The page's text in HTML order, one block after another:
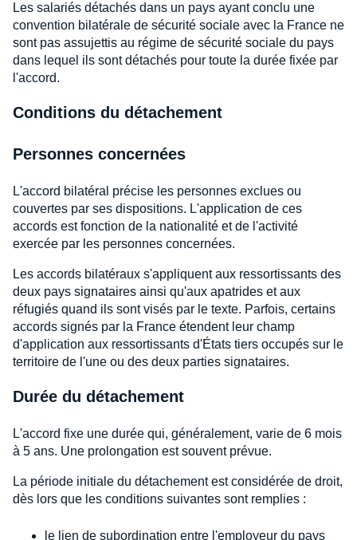
Les salariés détachés dans un pays ayant conclu une
convention bilatérale de sécurité sociale avec la France ne
sont pas assujettis au régime de sécurité sociale du pays
dans lequel ils sont détachés pour toute la durée fixée par
l'accord.
Conditions du détachement
Personnes concernées
L'accord bilatéral précise les personnes exclues ou
couvertes par ses dispositions. L'application de ces
accords est fonction de la nationalité et de l'activité
exercée par les personnes concernées.
Les accords bilatéraux s'appliquent aux ressortissants des
deux pays signataires ainsi qu'aux apatrides et aux
réfugiés quand ils sont visés par le texte. Parfois, certains
accords signés par la France étendent leur champ
d'application aux ressortissants d'États tiers occupés sur le
territoire de l'une ou des deux parties signataires.
Durée du détachement
L'accord fixe une durée qui, généralement, varie de 6 mois
à 5 ans. Une prolongation est souvent prévue.
La période initiale du détachement est considérée de droit,
dès lors que les conditions suivantes sont remplies :
le lien de subordination entre l'employeur du pays